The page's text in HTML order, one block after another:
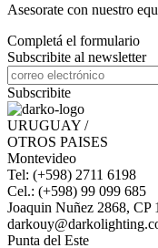
Asesorate con nuestro
Completá el formulario
Subscribite al newsletter
Subscribite
URUGUAY /
OTROS PAISES
Montevideo
Tel: (+598) 2711 6198
Cel.: (+598) 99 099 685
Joaquin Nuñez 2868, CP
Punta del Este